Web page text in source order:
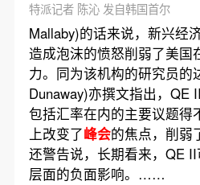
特派记者 陈沁 发自韩国首尔
Mallaby)的话来说，新兴经
造成泡沫的愤怒削弱了美国
力。同为该机构的研究员的
Dunaway)亦撰文指出，QE
包括汇率在内的主要议题得
上改变了峰会的焦点，削弱
还警告说，长期看来，QE
层面的负面影响。……